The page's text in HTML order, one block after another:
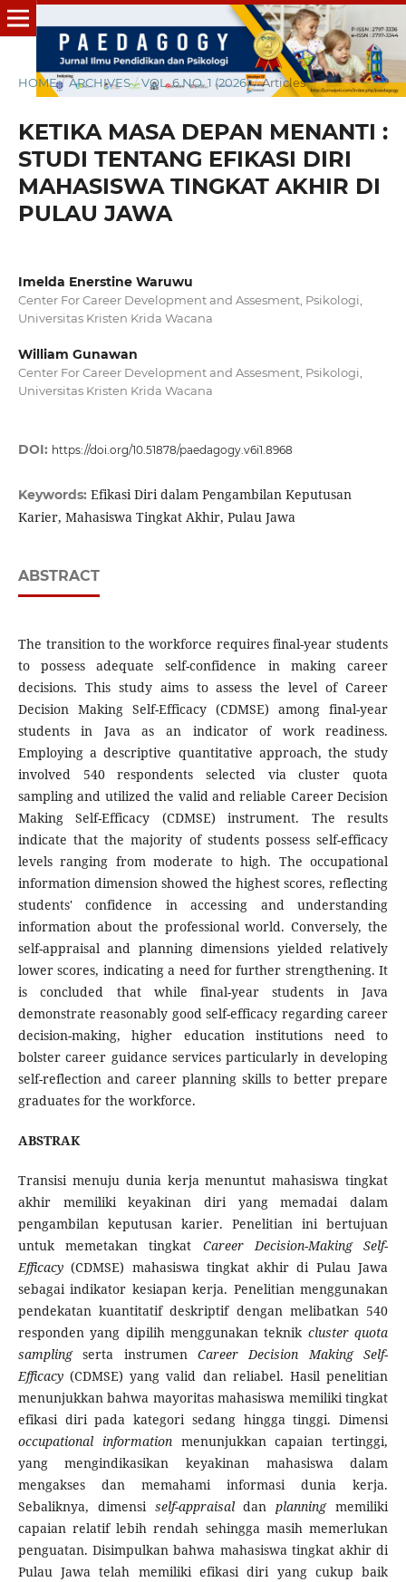
HOME / ARCHIVES / VOL. 6 NO. 1 (2026) / Articles
KETIKA MASA DEPAN MENANTI :
STUDI TENTANG EFIKASI DIRI
MAHASISWA TINGKAT AKHIR DI
PULAU JAWA
Imelda Enerstine Waruwu
Center For Career Development and Assesment, Psikologi,
Universitas Kristen Krida Wacana
William Gunawan
Center For Career Development and Assesment, Psikologi,
Universitas Kristen Krida Wacana
DOI: https://doi.org/10.51878/paedagogy.v6i1.8968
Keywords: Efikasi Diri dalam Pengambilan Keputusan
Karier, Mahasiswa Tingkat Akhir, Pulau Jawa
ABSTRACT
The transition to the workforce requires final-year students
to possess adequate self-confidence in making career
decisions. This study aims to assess the level of Career
Decision Making Self-Efficacy (CDMSE) among final-year
students in Java as an indicator of work readiness.
Employing a descriptive quantitative approach, the study
involved 540 respondents selected via cluster quota
sampling and utilized the valid and reliable Career Decision
Making Self-Efficacy (CDMSE) instrument. The results
indicate that the majority of students possess self-efficacy
levels ranging from moderate to high. The occupational
information dimension showed the highest scores, reflecting
students' confidence in accessing and understanding
information about the professional world. Conversely, the
self-appraisal and planning dimensions yielded relatively
lower scores, indicating a need for further strengthening. It
is concluded that while final-year students in Java
demonstrate reasonably good self-efficacy regarding career
decision-making, higher education institutions need to
bolster career guidance services particularly in developing
self-reflection and career planning skills to better prepare
graduates for the workforce.
ABSTRAK
Transisi menuju dunia kerja menuntut mahasiswa tingkat
akhir memiliki keyakinan diri yang memadai dalam
pengambilan keputusan karier. Penelitian ini bertujuan
untuk memetakan tingkat Career Decision-Making Self-
Efficacy(CDMSE) mahasiswa tingkat akhir di Pulau Jawa
sebagai indikator kesiapan kerja. Penelitian menggunakan
pendekatan kuantitatif deskriptif dengan melibatkan 540
responden yang dipilih menggunakan teknik cluster quota
samplingserta instrumen Career Decision Making Self-
Efficacy(CDMSE) yang valid dan reliabel. Hasil penelitian
menunjukkan bahwa mayoritas mahasiswa memiliki tingkat
efikasi diri pada kategori sedang hingga tinggi. Dimensi
occupational informationmenunjukkan capaian tertinggi,
yang mengindikasikan keyakinan mahasiswa dalam
mengakses dan memahami informasi dunia kerja.
Sebaliknya, dimensi self-appraisaldanplanningmemiliki
capaian relatif lebih rendah sehingga masih memerlukan
penguatan. Disimpulkan bahwa mahasiswa tingkat akhir di
Pulau Jawa telah memiliki efikasi diri yang cukup baik